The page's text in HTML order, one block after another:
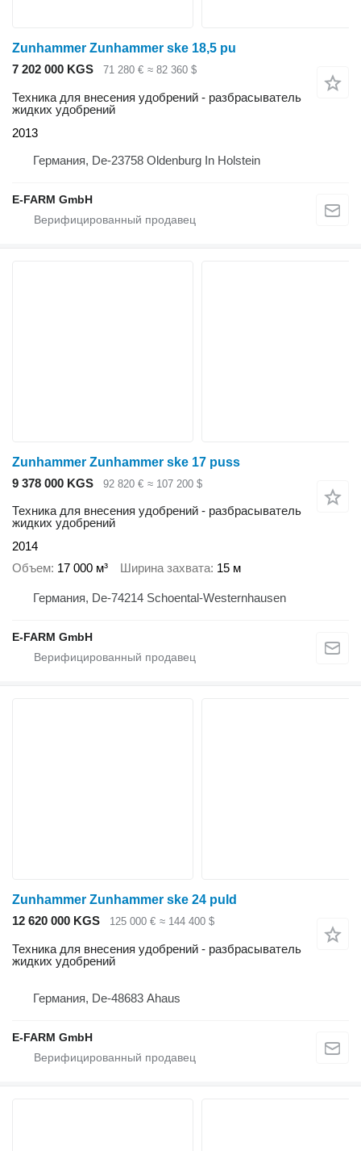
Zunhammer Zunhammer ske 18,5 pu
7 202 000 KGS
71 280 € ≈ 82 360 $
Техника для внесения удобрений - разбрасыватель
жидких удобрений
2013
Германия, De-23758 Oldenburg In Holstein
E-FARM GmbH
Zunhammer Zunhammer ske 17 puss
9 378 000 KGS
92 820 € ≈ 107 200 $
Техника для внесения удобрений - разбрасыватель
жидких удобрений
2014
Объем 17 000 м³ Ширина захвата 15 м
Германия, De-74214 Schoental-Westernhausen
E-FARM GmbH
Zunhammer Zunhammer ske 24 puld
12 620 000 KGS
125 000 € ≈ 144 400 $
Техника для внесения удобрений - разбрасыватель
жидких удобрений
Германия, De-48683 Ahaus
E-FARM GmbH